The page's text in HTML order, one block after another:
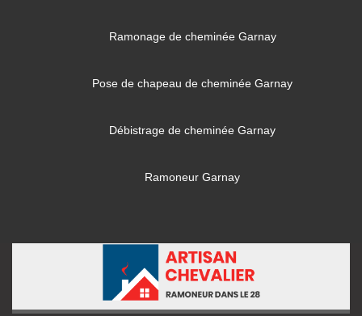
Ramonage de cheminée Garnay
Pose de chapeau de cheminée Garnay
Débistrage de cheminée Garnay
Ramoneur Garnay